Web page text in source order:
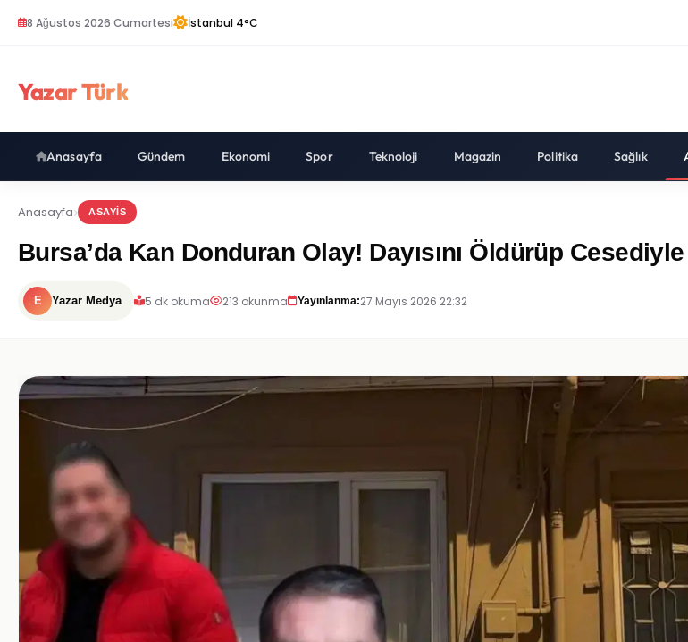
8 Ağustos 2026 Cumartesi İstanbul 4°C
Yazar Türk
Anasayfa Gündem Ekonomi Spor Teknoloji Magazin Politika Sağlık
Anasayfa ASAYIS
Bursa’da Kan Donduran Olay! Dayısını Öldürüp
E Yazar Medya 5 dk okuma 213 okunma Yayınlanma:27 Mayıs 2026 22:32